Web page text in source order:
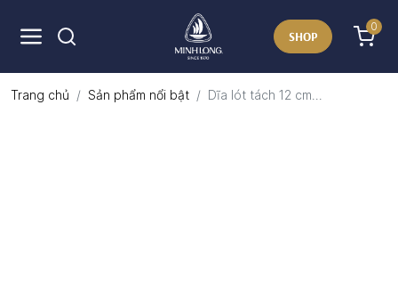
SHOP
0
Trang chủ Sản phẩm nổi bật Dĩa lót tách 12 cm...